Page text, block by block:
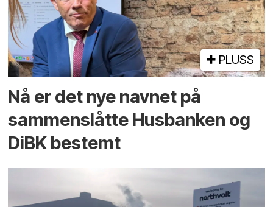
PLUSS
Nå er det nye navnet på
sammenslåtte Husbanken og
DiBK bestemt